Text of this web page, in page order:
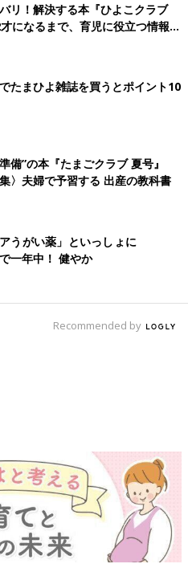
リ！解決する本『ひよこクラブ
になるまで、育児に役立つ情報が
たまひよ雑誌を買うとポイント10
備”の本『たまごクラブ 夏号』
〉夫婦で予習する 出産の教科書
うがい薬」といっしょに
一年中！ 健やか
Recommended by